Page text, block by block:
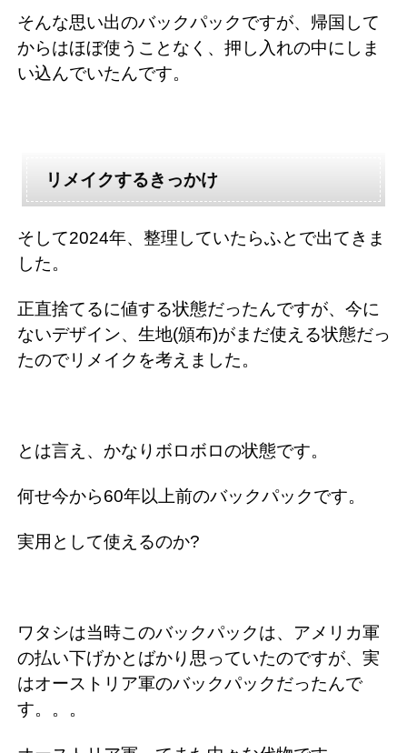
そんな思い出のバックパックですが、帰国して
からはほぼ使うことなく、押し入れの中にしま
い込んでいたんです。
リメイクするきっかけ
そして2024年、整理していたらふとで出てきま
した。
正直捨てるに値する状態だったんですが、今に
ないデザイン、生地(頒布)がまだ使える状態だっ
たのでリメイクを考えました。
とは言え、かなりボロボロの状態です。
何せ今から60年以上前のバックパックです。
実用として使えるのか?
ワタシは当時このバックパックは、アメリカ軍
の払い下げかとばかり思っていたのですが、実
はオーストリア軍のバックパックだったんで
す。。。